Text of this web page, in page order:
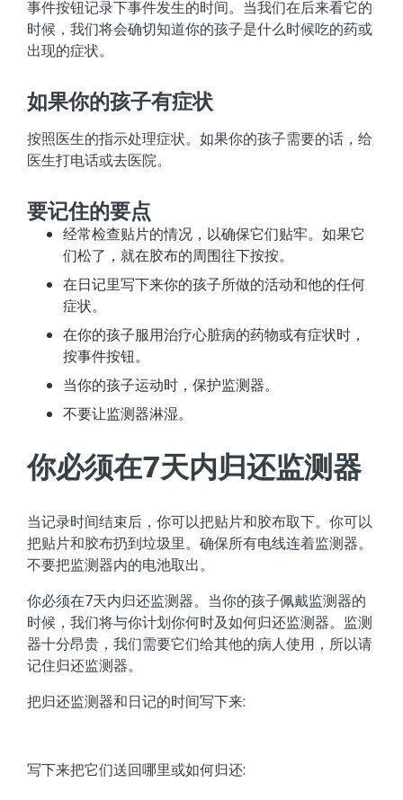
事件按钮记录下事件发生的时间。当我们在后来看它的
时候，我们将会确切知道你的孩子是什么时候吃的药或
出现的症状。
如果你的孩子有症状
按照医生的指示处理症状。如果你的孩子需要的话，给
医生打电话或去医院。
要记住的要点
经常检查贴片的情况，以确保它们贴牢。如果它
们松了，就在胶布的周围往下按按。
在日记里写下来你的孩子所做的活动和他的任何
症状。
在你的孩子服用治疗心脏病的药物或有症状时，
按事件按钮。
当你的孩子运动时，保护监测器。
不要让监测器淋湿。
你必须在7天内归还监测器
当记录时间结束后，你可以把贴片和胶布取下。你可以
把贴片和胶布扔到垃圾里。确保所有电线连着监测器。
不要把监测器内的电池取出。
你必须在7天内归还监测器。当你的孩子佩戴监测器的
时候，我们将与你计划你何时及如何归还监测器。监测
器十分昂贵，我们需要它们给其他的病人使用，所以请
记住归还监测器。
把归还监测器和日记的时间写下来:
写下来把它们送回哪里或如何归还: